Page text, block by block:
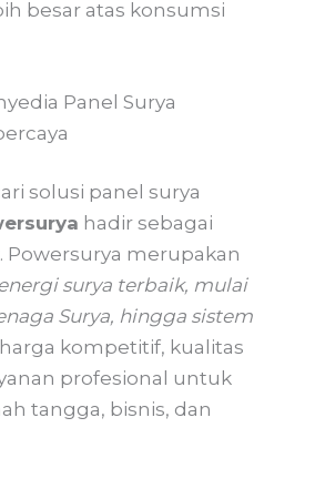
besar atas konsumsi
Panel Surya
solusi panel surya
hadir sebagai
Powersurya merupakan
surya terbaik, mulai
Surya, hingga sistem
kompetitif, kualitas
profesional untuk
tangga, bisnis, dan